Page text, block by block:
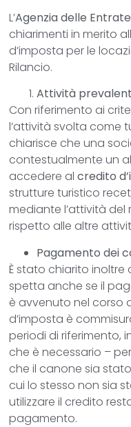
L’Agenzia delle Entrate
chiarimenti in merito
d’imposta per le
Rilancio.
Attività
Con riferimento ai
l’attività svolta come
chiarisce che una
contestualmente un
accedere alcredito
strutture turistico
mediante l’attività
rispetto alle altre
Pagamento dei
È stato chiarito inoltre
spetta anche se il
è avvenuto nel corso
d’imposta è
periodi di riferimento,
che è necessario –
che il canone sia
cui lo stesso non sia
utilizzare il credito
pagamento.